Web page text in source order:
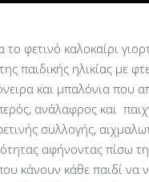
το φετινό καλοκαίρι
παιδικής ηλικίας με
και μπαλόνια που
ανάλαφρος και
συλλογής,
αφήνοντας πίσω
κάνουν κάθε παιδί να